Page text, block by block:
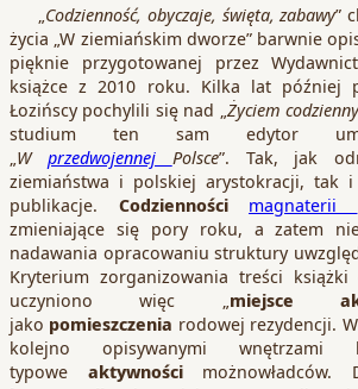
Codzienność, obyczaje, święta, zabawy”
życia „W ziemiańskim dworze” barwnie
pięknie przygotowanej przez
książce z 2010 roku. Kilka lat później
Łozińscy pochylili się nad „ Życiem
studium ten sam edytor
W przedwojennej Polsce”. Tak, jak
ziemiaństwa i polskiej arystokracji, tak
publikacje. Codzienności magnaterii
zmieniające się pory roku, a zatem
nadawania opracowaniu struktury
Kryterium zorganizowania treści książki
uczyniono więc „ miejsce
jako pomieszczenia rodowej rezydencji.
kolejno opisywanymi wnętrzami
typowe aktywności możnowładców.